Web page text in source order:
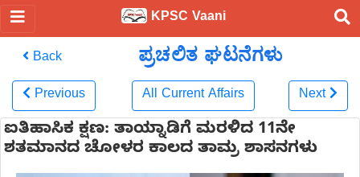
KPSC Vaani
Back ಪ್ರಚಲಿತ ಘಟನೆಗಳು
Previous All Current Affairs Next
ಐತಿಹಾಸಿಕ ಕ್ಷಣ: ತಾಯ್ನಾಡಿಗೆ ಮರಳಿದ 11ನೇ
ಶತಮಾನದ ಚೋಳರ ಕಾಲದ ತಾಮ್ರ ಶಾಸನಗಳು